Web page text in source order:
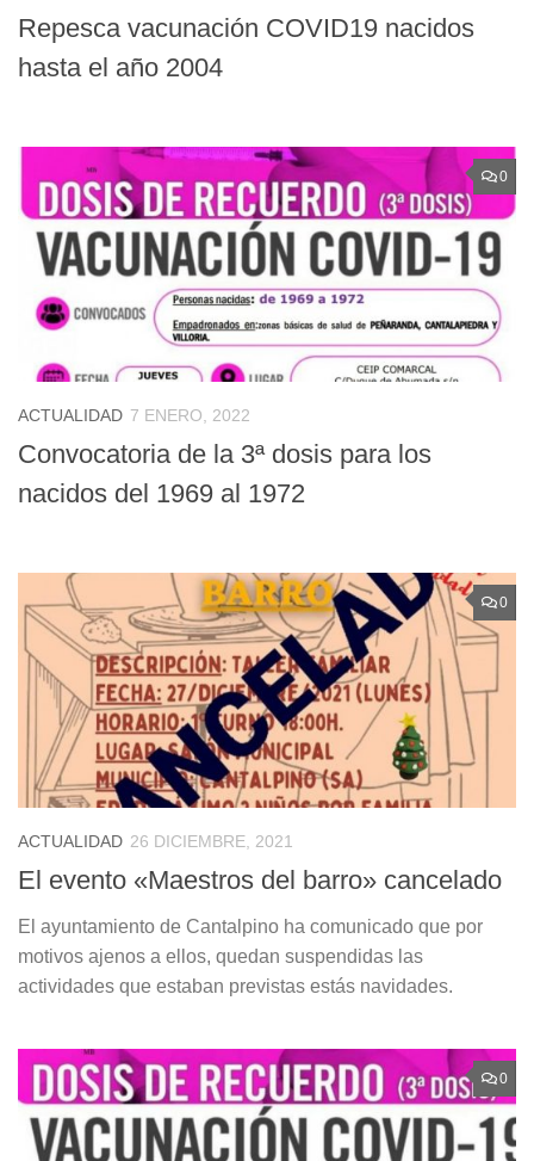
Repesca vacunación COVID19 nacidos
hasta el año 2004
0
ACTUALIDAD 7 ENERO, 2022
Convocatoria de la 3ª dosis para los
nacidos del 1969 al 1972
0
ACTUALIDAD 26 DICIEMBRE, 2021
El evento «Maestros del barro» cancelado
El ayuntamiento de Cantalpino ha comunicado que por
motivos ajenos a ellos, quedan suspendidas las
actividades que estaban previstas estás navidades.
0